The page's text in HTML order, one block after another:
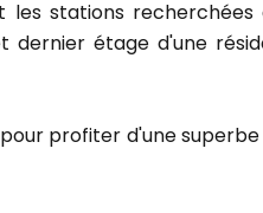
les stations recherchées
dernier étage d'une
profiter d'une superbe